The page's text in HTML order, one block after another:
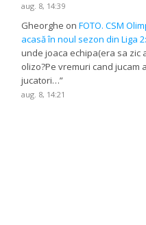
aug. 8, 14:39
Gheorghe onFOTO. CSM
acasă în noul sezon din Liga
unde joaca echipa(era sa zic
olizo?Pe vremuri cand jucam
jucatori…”
aug. 8, 14:21